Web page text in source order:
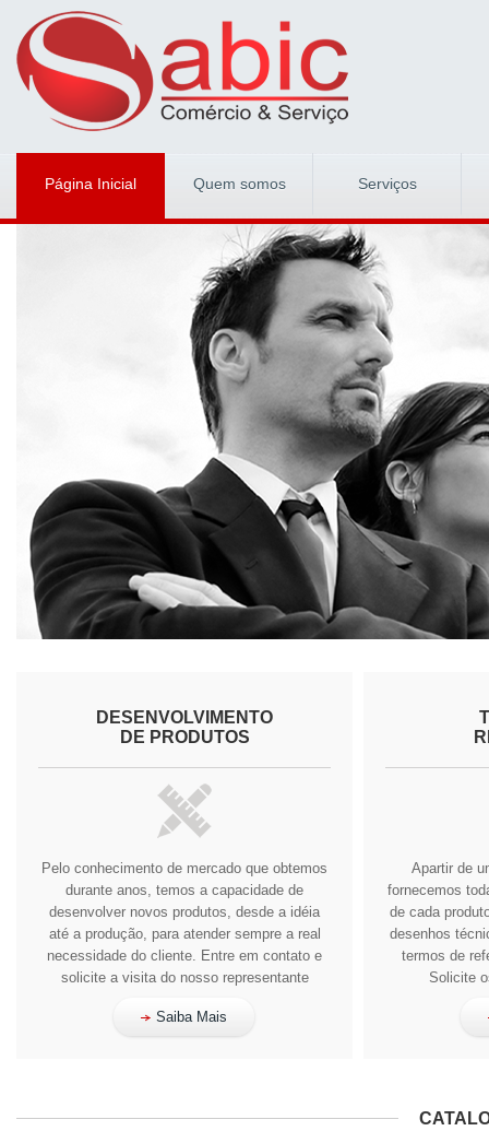
Página Inicial Quem somos Serviços
DESENVOLVIMENTO
DE PRODUTOS
Pelo conhecimento de mercado que obtemos
durante anos, temos a capacidade de
desenvolver novos produtos, desde a idéia
até a produção, para atender sempre a real
necessidade do cliente. Entre em contato e
solicite a visita do nosso representante
Saiba Mais
Apartir de
fornecemos
de cada
desenhos
termos de
Solicite